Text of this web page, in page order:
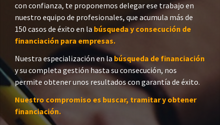
con confianza, te proponemos delegar ese trabajo en
nuestro equipo de profesionales, que acumula más de
150 casos de éxito en la búsqueda y consecución de
financiación para empresas.
Nuestra especialización en la búsqueda de financiación
y su completa gestión hasta su consecución, nos
permite obtener unos resultados con garantía de éxito.
Nuestro compromiso es buscar, tramitar y obtener
financiación.